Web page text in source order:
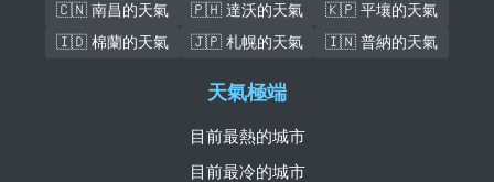
🇨🇳 南昌的天氣
🇵🇭 達沃的天氣
🇰🇵 平壤的天氣
🇮🇩 棉蘭的天氣
🇯🇵 札幌的天氣 🇮🇳 普納的天氣
天氣極端
目前最熱的城市
目前最冷的城市